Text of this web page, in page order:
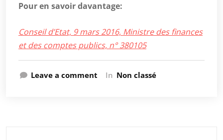
Pour en savoir davantage:
Conseil d’Etat, 9 mars 2016, Ministre des finances
et des comptes publics, n° 380105
Leave a comment In Non classé